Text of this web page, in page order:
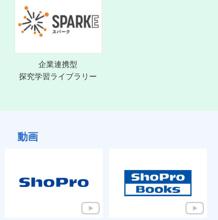
企業連携型
探究学習ライブラリー
動画